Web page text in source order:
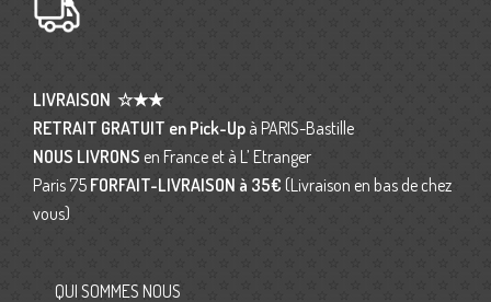
LIVRAISON ☆★★
RETRAIT GRATUIT en Pick-Up à PARIS-Bastille
NOUS LIVRONS en France et à L’ Etranger
Paris 75 FORFAIT-LIVRAISON à 35€ (Livraison en bas de chez
vous)
QUI SOMMES NOUS